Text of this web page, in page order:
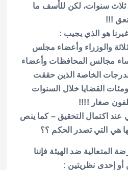
ثلاث سنوات، لكن للأسف ما
!!!
هو الذي يجيب :
والوزراء وأعضاء مجلس
مجالس المحافظات وأعضاء
الخاصة الذين حققت
القضايا خلال السنوات
صغار !!!!
عند اكتمال التحقيق – كما ينص
هي التي تصدر الحكم ؟؟
المتعالية ضد الهيئة فإننا
أو إحدى نظريتين :